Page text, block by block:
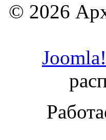
© 2026
Joomla!